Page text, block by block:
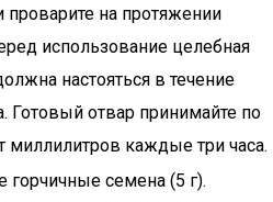
проварите на протяжении
использование целебная
настояться в течение
Готовый отвар принимайте по
миллилитров каждые три часа.
горчичные семена (5 г).